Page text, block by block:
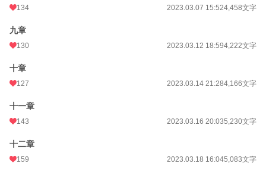
134 2023.03.07 15:524,458文字
九章
130 2023.03.12 18:594,222文字
十章
127 2023.03.14 21:284,166文字
十一章
143 2023.03.16 20:035,230文字
十二章
159 2023.03.18 16:045,083文字